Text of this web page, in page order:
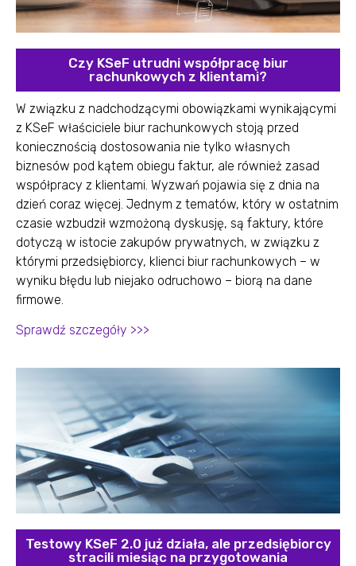
Czy KSeF utrudni współpracę biur
rachunkowych z klientami?
W związku z nadchodzącymi obowiązkami wynikającymi
z KSeF właściciele biur rachunkowych stoją przed
koniecznością dostosowania nie tylko własnych
biznesów pod kątem obiegu faktur, ale również zasad
współpracy z klientami. Wyzwań pojawia się z dnia na
dzień coraz więcej. Jednym z tematów, który w ostatnim
czasie wzbudził wzmożoną dyskusję, są faktury, które
dotyczą w istocie zakupów prywatnych, w związku z
którymi przedsiębiorcy, klienci biur rachunkowych – w
wyniku błędu lub niejako odruchowo – biorą na dane
firmowe.
Sprawdź szczegóły >>>
Testowy KSeF 2.0 już działa, ale przedsiębiorcy
stracili miesiąc na przygotowania